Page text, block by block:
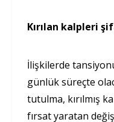
Kırılan kalpleri
İlişkilerde
günlük süreçte
tutulma, kırılmış
fırsat yaratan